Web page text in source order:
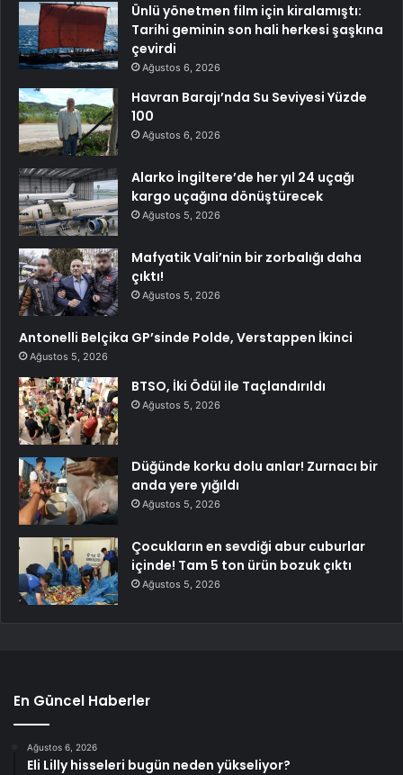
Ünlü yönetmen film için kiralamıştı:
Tarihi geminin son hali herkesi şaşkına
çevirdi
Ağustos 6, 2026
Havran Barajı’nda Su Seviyesi Yüzde
100
Ağustos 6, 2026
Alarko İngiltere’de her yıl 24 uçağı
kargo uçağına dönüştürecek
Ağustos 5, 2026
Mafyatik Vali’nin bir zorbalığı daha
çıktı!
Ağustos 5, 2026
Antonelli Belçika GP’sinde Polde, Verstappen İkinci
Ağustos 5, 2026
BTSO, İki Ödül ile Taçlandırıldı
Ağustos 5, 2026
Düğünde korku dolu anlar! Zurnacı bir
anda yere yığıldı
Ağustos 5, 2026
Çocukların en sevdiği abur cuburlar
içinde! Tam 5 ton ürün bozuk çıktı
Ağustos 5, 2026
En Güncel Haberler
Ağustos 6, 2026
Eli Lilly hisseleri bugün neden yükseliyor?